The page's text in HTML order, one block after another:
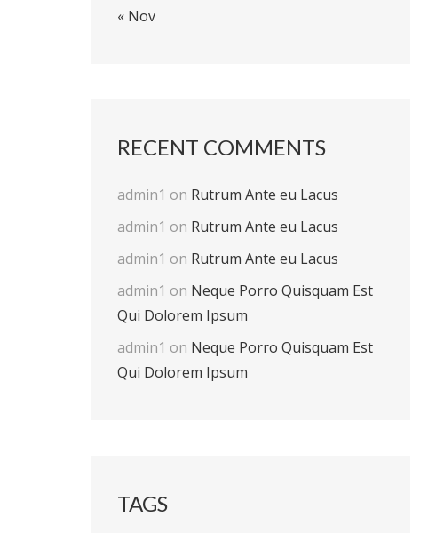
« Nov
RECENT COMMENTS
admin1 on Rutrum Ante eu Lacus
admin1 on Rutrum Ante eu Lacus
admin1 on Rutrum Ante eu Lacus
admin1 on Neque Porro Quisquam Est
Qui Dolorem Ipsum
admin1 on Neque Porro Quisquam Est
Qui Dolorem Ipsum
TAGS